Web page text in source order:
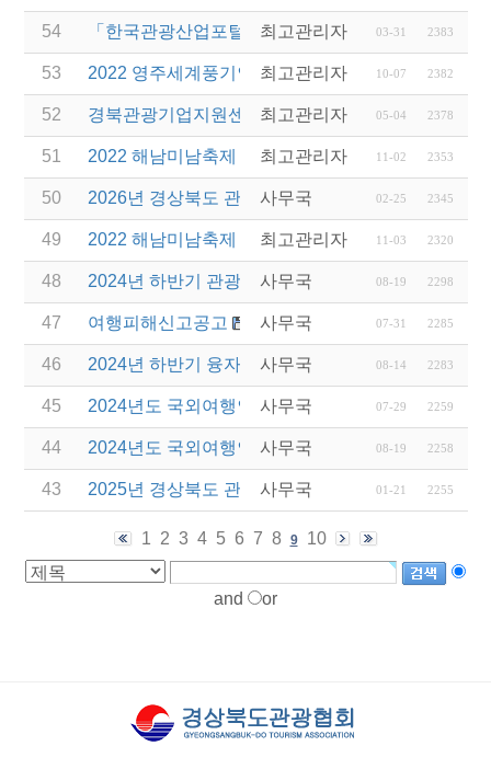
54 「한국관광산업포털(투어라즈)」 시범운영 안내
최고관리자 03-31 2383
53 2022 영주세계풍기인삼엑스포 개최 및 관람 안내
최고관리자 10-07 2382
52 경북관광기업지원센터 2023년 비상주 협력기업 모
최고관리자 05-04 2378
51 2022 해남미남축제 연계 차량비 지원 사업 안내
최고관리자 11-02 2353
50 2026년 경상북도 관광진흥기금 우수기업 레벨업
사무국 02-25 2345
49 2022 해남미남축제 연계 차량비 지원 사업 변경 안내
최고관리자 11-03 2320
48 2024년 하반기 관광진흥개발기금 이차보전 지원 지
사무국 08-19 2298
47 여행피해신고공고 사무국 07-31 2285
46 2024년 하반기 융자 예산 집행계획 관련 안내
사무국 08-14 2283
45 2024년도 국외여행인솔자(T/C) 소양교육(3차) 실
사무국 07-29 2259
44 2024년도 국외여행인솔자(T/C) 교육 일정 변경 안내
사무국 08-19 2258
43 2025년 경상북도 관광서비스 시설환경개선 사업 공
사무국 01-21 2255
1 2 3 4 5 6 7 8 9 10
and or